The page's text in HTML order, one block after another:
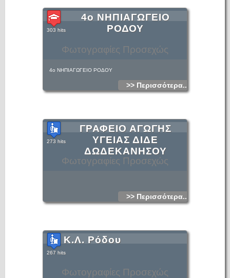
Φωτογραφίες Προσεχώς
4ο ΝΗΠΙΑΓΩΓΕΙΟ
ΡΟΔΟΥ
303 hits
4ο ΝΗΠΙΑΓΩΓΕΙΟ ΡΟΔΟΥ
>> Περισσότερα...
Φωτογραφίες Προσεχώς
ΓΡΑΦΕΙΟ ΑΓΩΓΗΣ
ΥΓΕΙΑΣ ΔΙΔΕ
ΔΩΔΕΚΑΝΗΣΟΥ
273 hits
>> Περισσότερα...
Φωτογραφίες Προσεχώς
Κ.Λ. Ρόδου
267 hits